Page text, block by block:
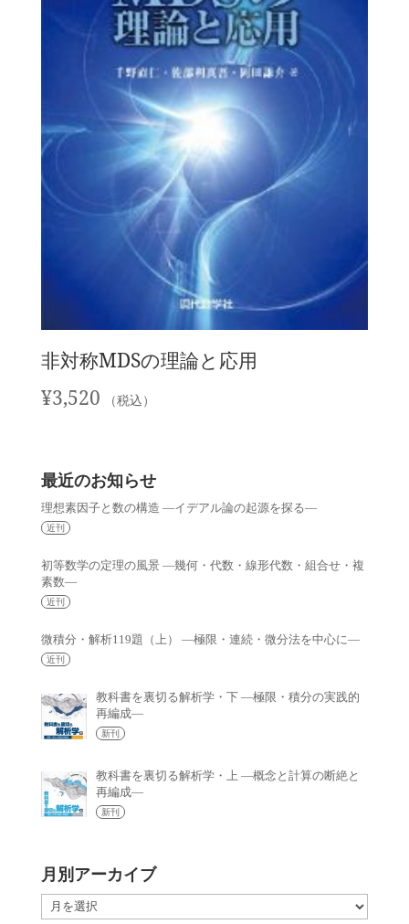
非対称MDSの理論と応用
¥3,520 （税込）
最近のお知らせ
理想素因子と数の構造 —イデアル論の起源を探る—
近刊
初等数学の定理の風景 —幾何・代数・線形代数・組合せ・複
素数—
近刊
微積分・解析119題（上） —極限・連続・微分法を中心に—
近刊
教科書を裏切る解析学・下 —極限・積分の実践的
再編成—
新刊
教科書を裏切る解析学・上 —概念と計算の断絶と
再編成—
新刊
月別アーカイブ